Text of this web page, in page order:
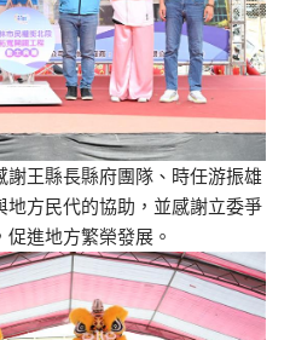
王縣長縣府團隊、時任游振雄
方民代的協助，並感謝立委爭
進地方繁榮發展。